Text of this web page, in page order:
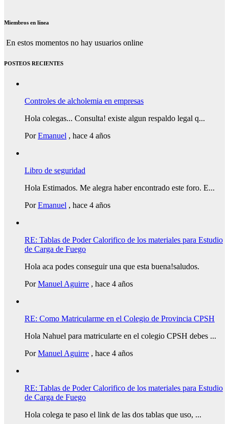
Miembros en línea
En estos momentos no hay usuarios online
POSTEOS RECIENTES
Controles de alcholemia en empresas
Hola colegas... Consulta! existe algun respaldo legal q...
PorEmanuel , hace 4 años
Libro de seguridad
Hola Estimados. Me alegra haber encontrado este foro. E...
PorEmanuel , hace 4 años
RE: Tablas de Poder Calorifico de los materiales para Estudio
de Carga de Fuego
Hola aca podes conseguir una que esta buena!saludos.
PorManuel Aguirre , hace 4 años
RE: Como Matricularme en el Colegio de Provincia CPSH
Hola Nahuel para matricularte en el colegio CPSH debes ...
PorManuel Aguirre , hace 4 años
RE: Tablas de Poder Calorifico de los materiales para Estudio
de Carga de Fuego
Hola colega te paso el link de las dos tablas que uso, ...